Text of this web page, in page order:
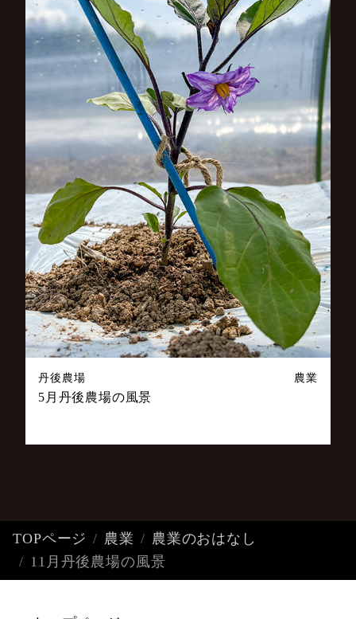
丹後農場 農業
5月丹後農場の風景
TOPページ 農業
農業のおはなし
11月丹後農場の風景